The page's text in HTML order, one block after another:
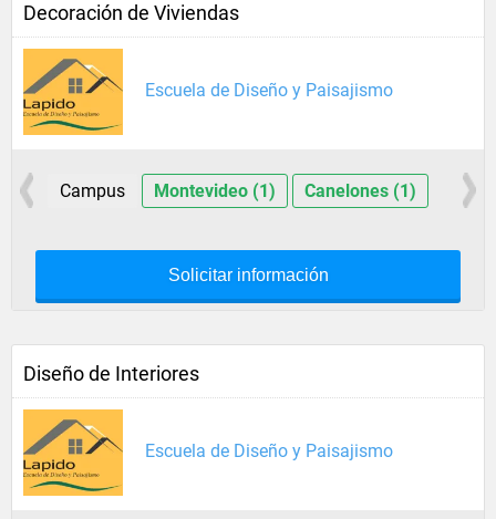
Decoración de Viviendas
Escuela de Diseño y Paisajismo
Campus Montevideo (1) Canelones (1)
Solicitar información
Diseño de Interiores
Escuela de Diseño y Paisajismo